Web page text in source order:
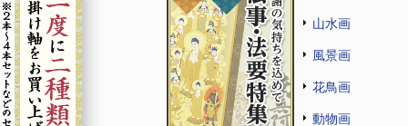
山水画
風景画
花鳥画
動物画